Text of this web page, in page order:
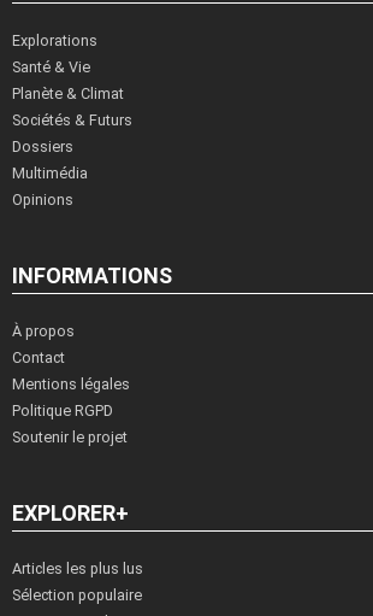
Explorations
Santé & Vie
Planète & Climat
Sociétés & Futurs
Dossiers
Multimédia
Opinions
INFORMATIONS
À propos
Contact
Mentions légales
Politique RGPD
Soutenir le projet
EXPLORER+
Articles les plus lus
Sélection populaire